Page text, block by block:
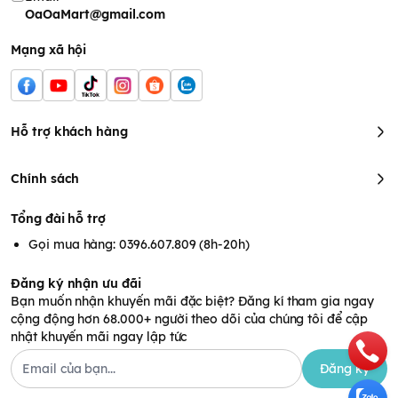
OaOaMart@gmail.com
Mạng xã hội
Hỗ trợ khách hàng
Chính sách
Tổng đài hỗ trợ
Gọi mua hàng: 0396.607.809 (8h-20h)
Đăng ký nhận ưu đãi
Bạn muốn nhận khuyến mãi đặc biệt? Đăng kí tham gia ngay
cộng động hơn 68.000+ người theo dõi của chúng tôi để cập
nhật khuyến mãi ngay lập tức
Đăng ký